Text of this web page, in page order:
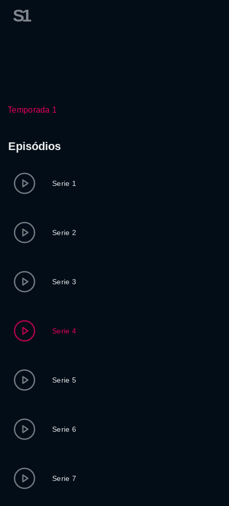
S1
Temporada 1
Episódios
Serie 1
Serie 2
Serie 3
Serie 4
Serie 5
Serie 6
Serie 7